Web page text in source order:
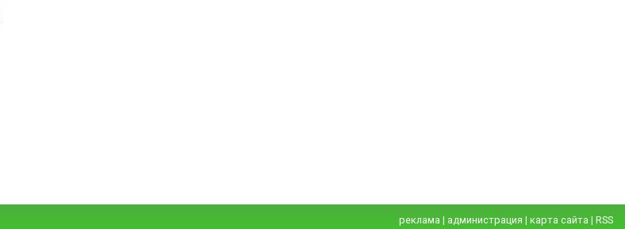
реклама | администрация | карта сайта | RSS